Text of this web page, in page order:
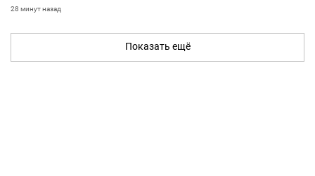
28 минут назад
Показать ещё